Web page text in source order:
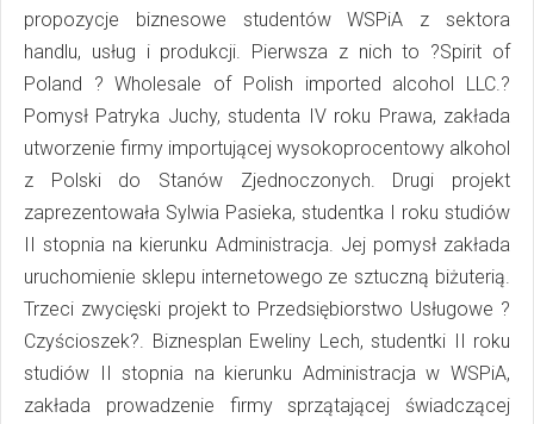
propozycje biznesowe studentów WSPiA z sektora
handlu, usług i produkcji. Pierwsza z nich to ?Spirit of
Poland ? Wholesale of Polish imported alcohol LLC.?
Pomysł Patryka Juchy, studenta IV roku Prawa, zakłada
utworzenie firmy importującej wysokoprocentowy alkohol
z Polski do Stanów Zjednoczonych. Drugi projekt
zaprezentowała Sylwia Pasieka, studentka I roku studiów
II stopnia na kierunku Administracja. Jej pomysł zakłada
uruchomienie sklepu internetowego ze sztuczną biżuterią.
Trzeci zwycięski projekt to Przedsiębiorstwo Usługowe ?
Czyścioszek?. Biznesplan Eweliny Lech, studentki II roku
studiów II stopnia na kierunku Administracja w WSPiA,
zakłada prowadzenie firmy sprzątającej świadczącej